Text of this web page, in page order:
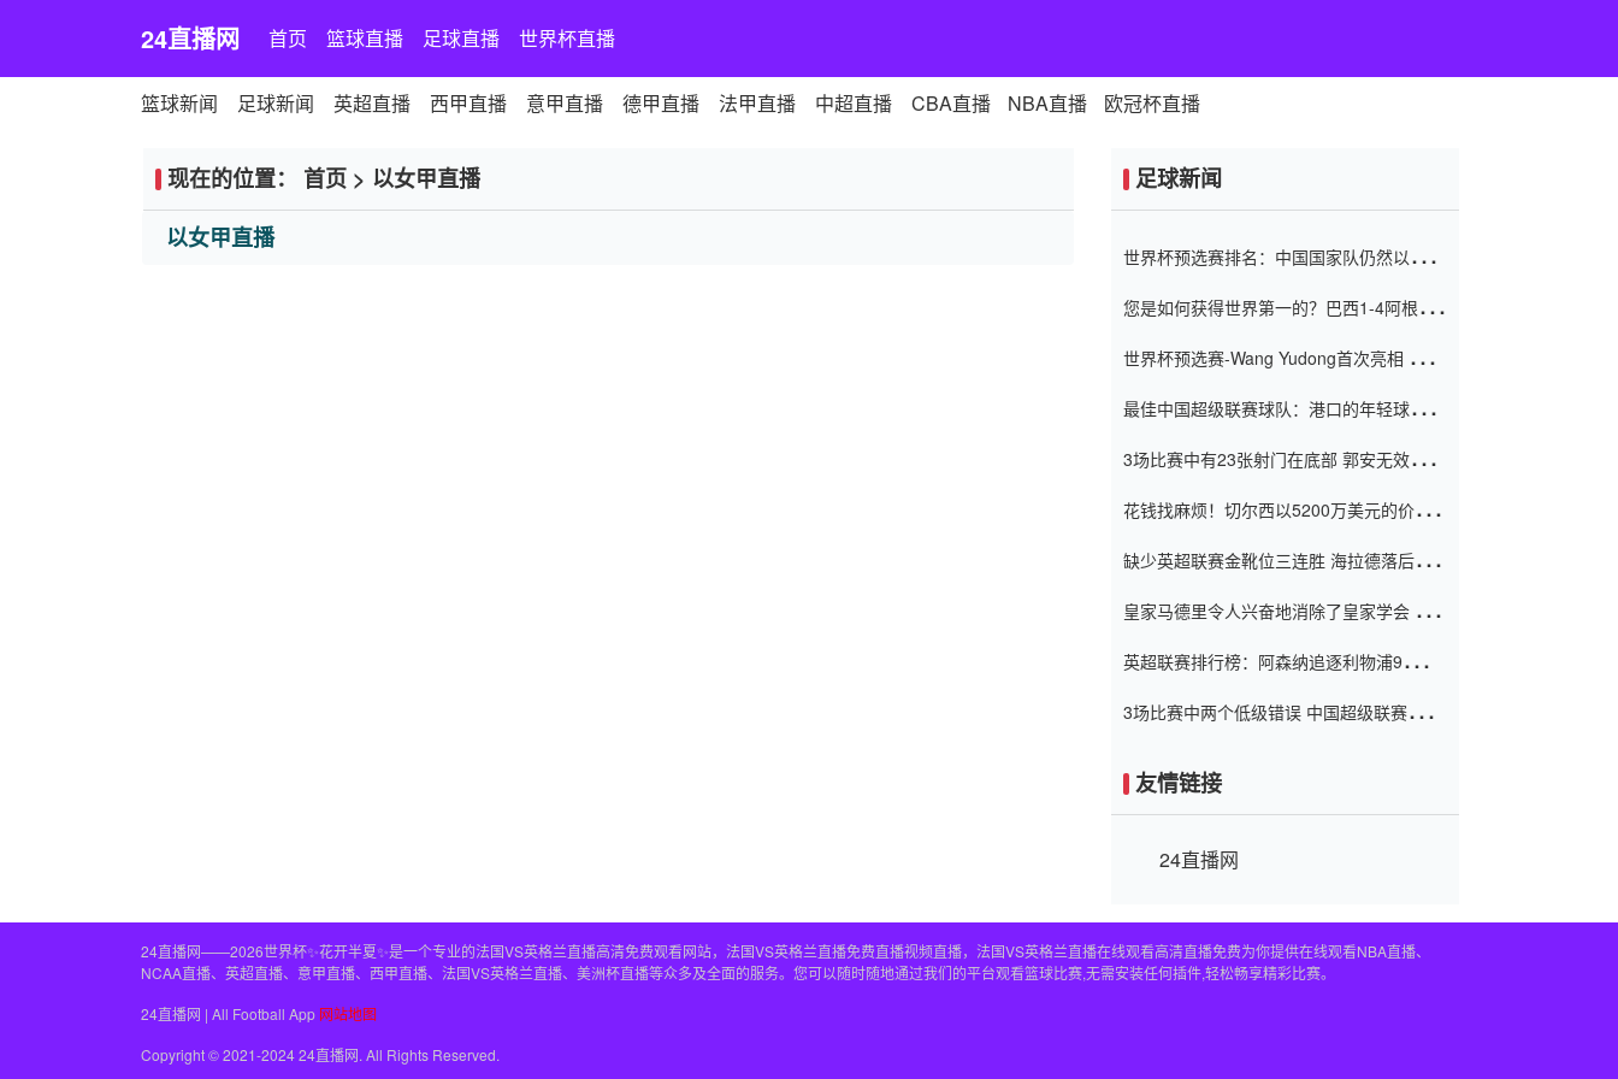
24直播网 首页 篮球直播 足球直播 世界杯直播
篮球新闻 足球新闻 英超直播 西甲直播 意甲直播 德甲直播 法甲直播 中超直播 CBA直播 NBA直播 欧冠杯直播
现在的位置： 首页 > 以女甲直播
以女甲直播
足球新闻
世界杯预选赛排名：中国国家队仍然以6分
您是如何获得世界第一的？巴西1-4阿根
世界杯预选赛-Wang Yudong首次亮相 中国
最佳中国超级联赛球队：港口的年轻球员在
（Taishan）
3场比赛中有23张射门在底部 郭安无效传球
花钱找麻烦！切尔西以5200万美元的价格
窗口
缺少英超联赛金靴位三连胜 海拉德落后6球
皇家马德里令人兴奋地消除了皇家学会 安
英超联赛排行榜：阿森纳追逐利物浦9分 曼
3场比赛中两个低级错误 中国超级联赛的前
友情链接
24直播网
24直播网——2026世界杯✨花开半夏✨是一个专业的法国VS英格兰直播高清免费观看网站，法国VS英格兰直播免费直播视频直播，法国VS英格兰直播在线观看高清直播免费为你提供在线观看NBA直播、
NCAA直播、英超直播、意甲直播、西甲直播、法国VS英格兰直播、美洲杯直播等众多及全面的服务。您可以随时随地通过我们的平台观看篮球比赛,无需安装任何插件,轻松畅享精彩比赛。
24直播网 | All Football App 网站地图
Copyright © 2021-2024 24直播网. All Rights Reserved.